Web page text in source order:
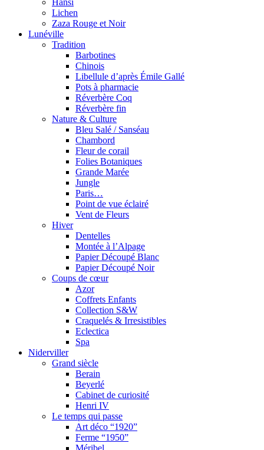
Lichen
Zaza Rouge et Noir
Lunéville
Tradition
Barbotines
Chinois
Libellule d’après Émile Gallé
Pots à pharmacie
Réverbère Coq
Réverbère fin
Nature & Culture
Bleu Salé / Sanséau
Chambord
Fleur de corail
Folies Botaniques
Grande Marée
Jungle
Paris…
Point de vue éclairé
Vent de Fleurs
Hiver
Dentelles
Montée à l’Alpage
Papier Découpé Blanc
Papier Découpé Noir
Coups de cœur
Azor
Coffrets Enfants
Collection S&W
Craquelés & Irresistibles
Eclectica
Spa
Niderviller
Grand siècle
Berain
Beyerlé
Cabinet de curiosité
Henri IV
Le temps qui passe
Art déco “1920”
Ferme “1950”
Méribel